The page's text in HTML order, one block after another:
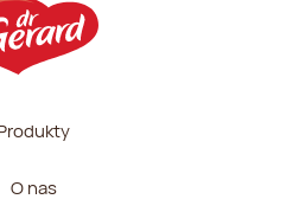
O nas